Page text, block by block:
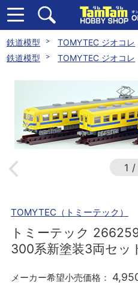
鉄道模型 TOMYTEC ジオコレ
鉄道模型
TOMYTEC ジオコレ
1 /
TOMYTEC（トミーテック）
トミーテック
300系新塗装3両セッ
メーカー希望小売価格：